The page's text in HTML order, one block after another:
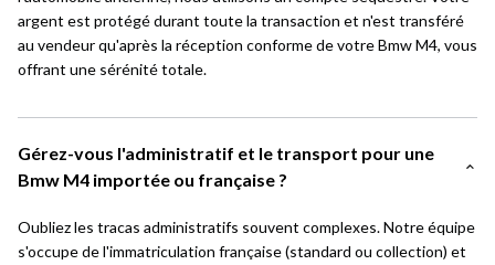
argent est protégé durant toute la transaction et n'est transféré
au vendeur qu'après la réception conforme de votre Bmw M4, vous
offrant une sérénité totale.
Gérez-vous l'administratif et le transport pour une
Bmw M4 importée ou française ?
Oubliez les tracas administratifs souvent complexes. Notre équipe
s'occupe de l'immatriculation française (standard ou collection) et